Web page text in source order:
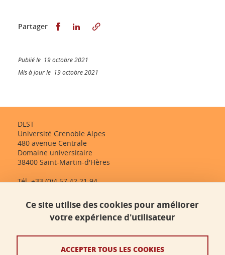
Partager Partager sur Facebook
Partager sur LinkedIn
Publié le 19 octobre 2021
Mis à jour le 19 octobre 2021
DLST
Université Grenoble Alpes
480 avenue Centrale
Domaine universitaire
38400 Saint-Martin-d'Hères
Tél. +33 (0)4 57 42 21 94
Ce site utilise des cookies pour améliorer
votre expérience d'utilisateur
ACCEPTER TOUS LES COOKIES